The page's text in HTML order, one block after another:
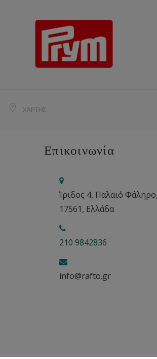
ΧΆΡΤΗΣ
Επικοινωνία
Ίριδος 4, Παλαιό Φάληρο,
17561, Ελλάδα
210 9842836
info@rafto.gr